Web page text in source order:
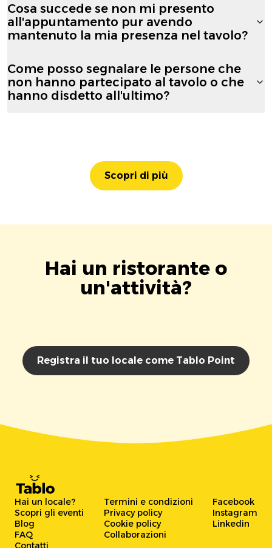
Cosa succede se non mi presento
all'appuntamento pur avendo
mantenuto la mia presenza nel tavolo?
Come posso segnalare le persone che
non hanno partecipato al tavolo o che
hanno disdetto all'ultimo?
Scopri di più
Hai un ristorante o
un'attività?
Registra il tuo locale come Tablo Point
Hai un locale?
Scopri gli eventi
Blog
FAQ
Contatti
Termini e condizioni
Privacy policy
Cookie policy
Collaborazioni
Facebook
Instagram
Linkedin